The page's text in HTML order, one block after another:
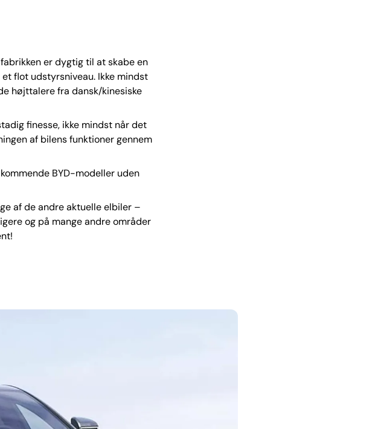
er dygtig til at skabe en
flot udstyrsniveau. Ikke mindst
højttalere fra dansk/kinesiske
finesse, ikke mindst når det
af bilens funktioner gennem
BYD-modeller uden
af de andre aktuelle elbiler –
og på mange andre områder